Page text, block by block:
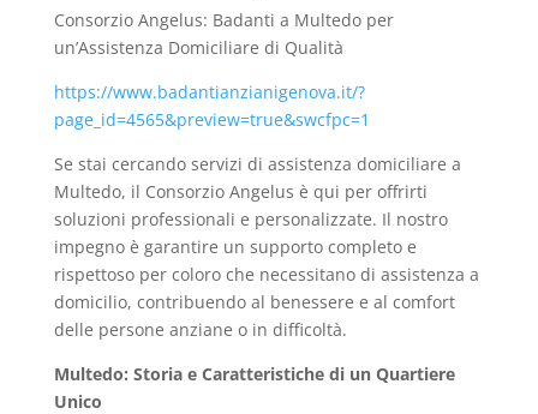
Consorzio Angelus: Badanti a Multedo per
un’Assistenza Domiciliare di Qualità
https://www.badantianzianigenova.it/?
page_id=4565&preview=true&swcfpc=1
Se stai cercando servizi di assistenza domiciliare a
Multedo, il Consorzio Angelus è qui per offrirti
soluzioni professionali e personalizzate. Il nostro
impegno è garantire un supporto completo e
rispettoso per coloro che necessitano di assistenza a
domicilio, contribuendo al benessere e al comfort
delle persone anziane o in difficoltà.
Multedo: Storia e Caratteristiche di un Quartiere
Unico